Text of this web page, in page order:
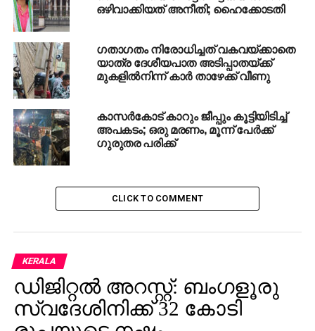
ഒഴിവാക്കിയത് അനീതി; ഹൈക്കോടതി
ഗതാഗതം നിരോധിച്ചത് വകവയ്ക്കാതെ
യാത്ര ദേശീയപാത അടിപ്പാതയ്ക്ക്
മുകളില്‍നിന്ന് കാര്‍ താഴേക്ക് വീണു
കാസര്‍കോട് കാറും ജീപ്പും കൂട്ടിയിടിച്ച്
അപകടം; ഒരു മരണം, മൂന്ന് പേര്‍ക്ക്
ഗുരുതര പരിക്ക്
CLICK TO COMMENT
KERALA
ഡിജിറ്റല്‍ അറസ്റ്റ്: ബംഗളൂരു
സ്വദേശിനിക്ക് 32 കോടി